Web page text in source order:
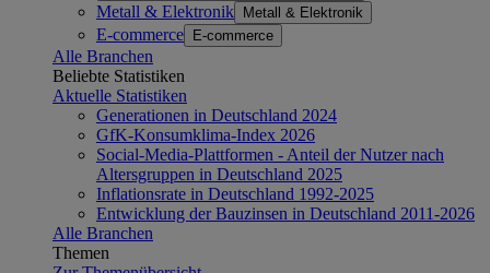
Metall & Elektronik Metall & Elektronik
E-commerce E-commerce
Alle Branchen
Beliebte Statistiken
Aktuelle Statistiken
Generationen in Deutschland 2024
GfK-Konsumklima-Index 2026
Social-Media-Plattformen - Anteil der Nutzer nach
Altersgruppen in Deutschland 2025
Inflationsrate in Deutschland 1992-2025
Entwicklung der Bauzinsen in Deutschland 2011-2026
Alle Branchen
Themen